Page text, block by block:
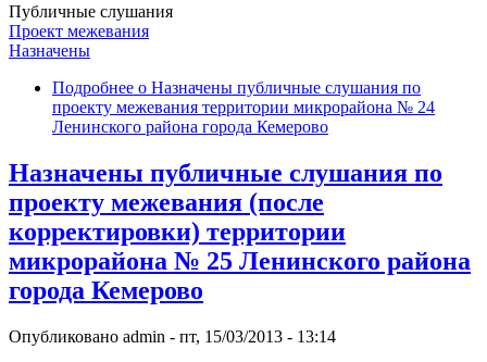
Публичные слушания
Проект межевания
Назначены
Подробнее о Назначены публичные слушания по
проекту межевания территории микрорайона № 24
Ленинского района города Кемерово
Назначены публичные слушания по
проекту межевания (после
корректировки) территории
микрорайона № 25 Ленинского района
города Кемерово
Опубликовано admin - пт, 15/03/2013 - 13:14